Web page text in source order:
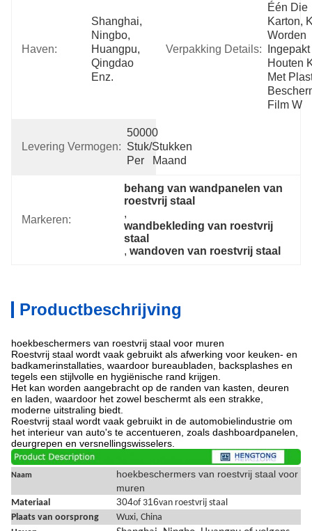
Haven:
Shanghai,
Ningbo,
Huangpu,
Qingdao
Enz.
Verpakking Details:
Één Die
Karton,
Worden
Houten
Met
Film W
Levering Vermogen:
50000
Stuk/Stukken
Per   Maand
Markeren:
behang van wandpanelen van
roestvrij staal
,
wandbekleding van roestvrij
staal
, wandoven van roestvrij staal
Productbeschrijving
hoekbeschermers van roestvrij staal voor muren
Roestvrij staal wordt vaak gebruikt als afwerking voor keuken- en
badkamerinstallaties, waardoor bureaubladen, backsplashes en
tegels een stijlvolle en hygiënische rand krijgen.
Het kan worden aangebracht op de randen van kasten, deuren
en laden, waardoor het zowel beschermt als een strakke,
moderne uitstraling biedt.
Roestvrij staal wordt vaak gebruikt in de automobielindustrie om
het interieur van auto's te accentueren, zoals dashboardpanelen,
deurgrepen en versnellingswisselers.
Naam
hoekbeschermers van roestvrij staal voor
muren
Materiaal 304of 316van roestvrij staal
Plaats van oorsprong
Wuxi, China